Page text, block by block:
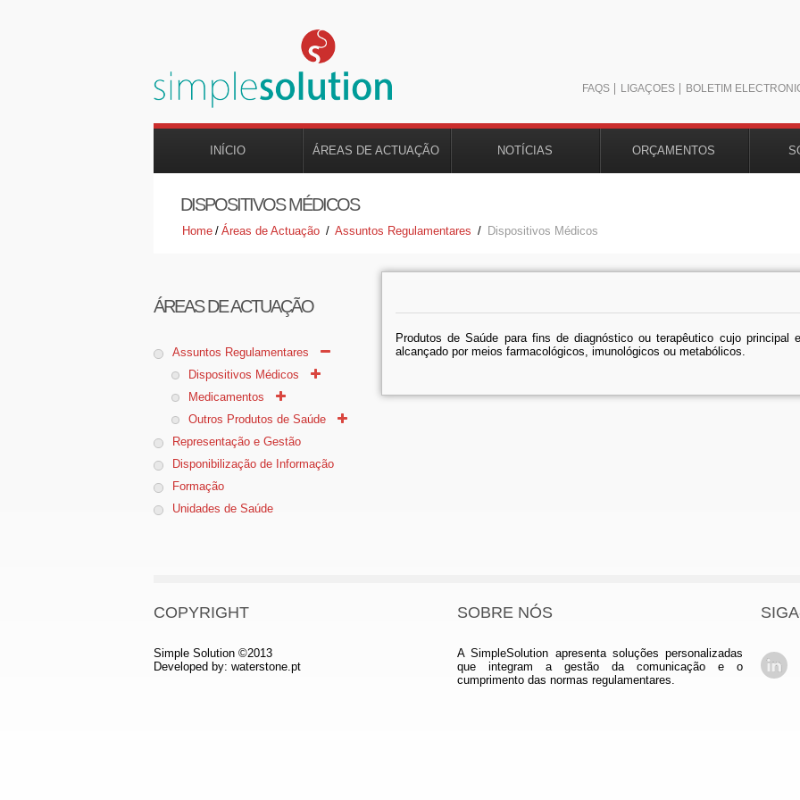
FAQS LIGAÇÕES BOLETIM
INÍCIO ÁREAS DE ACTUAÇÃO NOTÍCIAS ORÇAMENTOS
DISPOSITIVOS MÉDICOS
Home / Áreas de Actuação / Assuntos Regulamentares / Dispositivos Médicos
ÁREAS DE ACTUAÇÃO
Assuntos Regulamentares
Dispositivos Médicos
Medicamentos
Outros Produtos de Saúde
Representação e Gestão
Disponibilização de Informação
Formação
Unidades de Saúde
Produtos de Saúde para fins de diagnóstico ou terapêutico cujo principal
alcançado por meios farmacológicos, imunológicos ou metabólicos.
COPYRIGHT
Simple Solution ©2013
Developed by: waterstone.pt
SOBRE NÓS
A SimpleSolution apresenta soluções personalizadas
que integram a gestão da comunicação e o
cumprimento das normas regulamentares.